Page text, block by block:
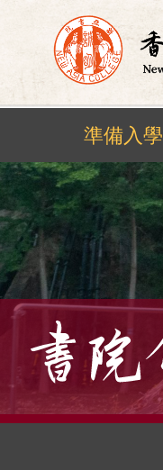
Skip
to
content
準備入學